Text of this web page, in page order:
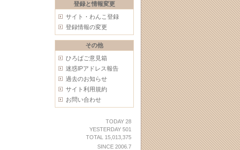
登録と情報変更
サイト・わんこ登録
登録情報の変更
その他
ひろばご意見箱
迷惑IPアドレス報告
過去のお知らせ
サイト利用規約
お問い合わせ
TODAY 28
YESTERDAY 501
TOTAL 15,013,375
SINCE 2006.7